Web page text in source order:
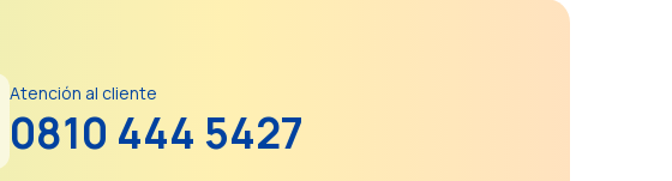
Atención al cliente
0810 444 5427